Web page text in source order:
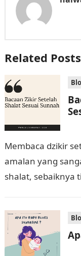
Related Posts
Membaca dzikir
amalan yang
shalat, sebaiknya